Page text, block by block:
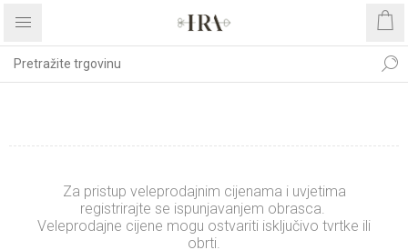
Za pristup veleprodajnim cijenama i uvjetima
registrirajte se ispunjavanjem obrasca.
Veleprodajne cijene mogu ostvariti isključivo tvrtke ili
obrti.